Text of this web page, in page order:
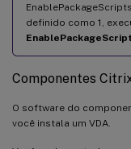
definido como 1,
Componentes
O software do
você instala um VDA.